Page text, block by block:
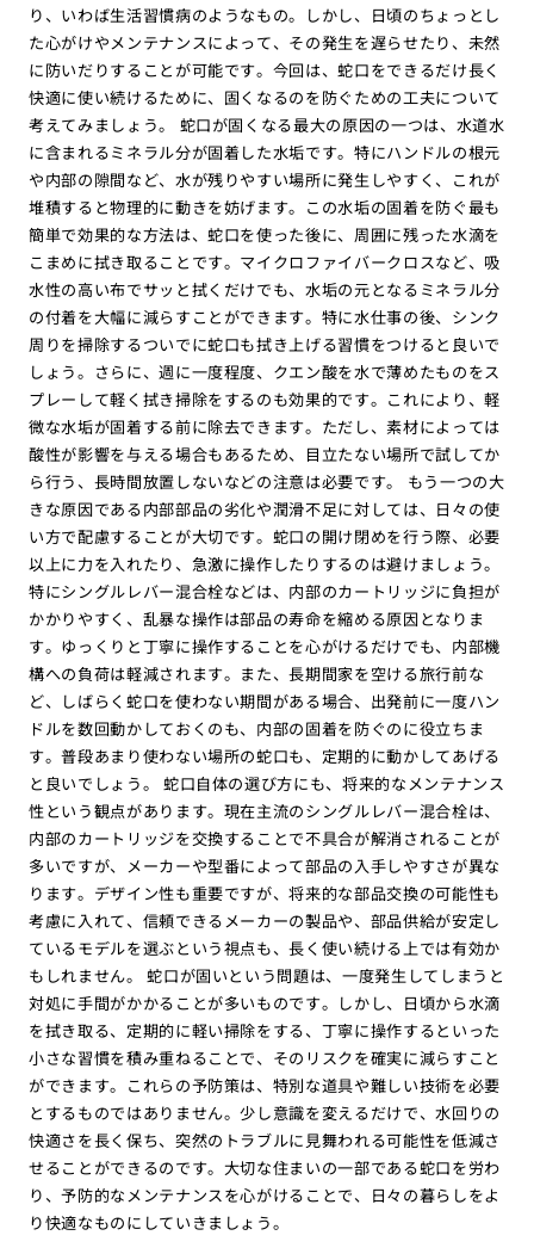
り、いわば生活習慣病のようなもの。しかし、日頃のちょっとし
た心がけやメンテナンスによって、その発生を遅らせたり、未然
に防いだりすることが可能です。今回は、蛇口をできるだけ長く
快適に使い続けるために、固くなるのを防ぐための工夫について
考えてみましょう。 蛇口が固くなる最大の原因の一つは、水道水
に含まれるミネラル分が固着した水垢です。特にハンドルの根元
や内部の隙間など、水が残りやすい場所に発生しやすく、これが
堆積すると物理的に動きを妨げます。この水垢の固着を防ぐ最も
簡単で効果的な方法は、蛇口を使った後に、周囲に残った水滴を
こまめに拭き取ることです。マイクロファイバークロスなど、吸
水性の高い布でサッと拭くだけでも、水垢の元となるミネラル分
の付着を大幅に減らすことができます。特に水仕事の後、シンク
周りを掃除するついでに蛇口も拭き上げる習慣をつけると良いで
しょう。さらに、週に一度程度、クエン酸を水で薄めたものをス
プレーして軽く拭き掃除をするのも効果的です。これにより、軽
微な水垢が固着する前に除去できます。ただし、素材によっては
酸性が影響を与える場合もあるため、目立たない場所で試してか
ら行う、長時間放置しないなどの注意は必要です。 もう一つの大
きな原因である内部部品の劣化や潤滑不足に対しては、日々の使
い方で配慮することが大切です。蛇口の開け閉めを行う際、必要
以上に力を入れたり、急激に操作したりするのは避けましょう。
特にシングルレバー混合栓などは、内部のカートリッジに負担が
かかりやすく、乱暴な操作は部品の寿命を縮める原因となりま
す。ゆっくりと丁寧に操作することを心がけるだけでも、内部機
構への負荷は軽減されます。また、長期間家を空ける旅行前な
ど、しばらく蛇口を使わない期間がある場合、出発前に一度ハン
ドルを数回動かしておくのも、内部の固着を防ぐのに役立ちま
す。普段あまり使わない場所の蛇口も、定期的に動かしてあげる
と良いでしょう。 蛇口自体の選び方にも、将来的なメンテナンス
性という観点があります。現在主流のシングルレバー混合栓は、
内部のカートリッジを交換することで不具合が解消されることが
多いですが、メーカーや型番によって部品の入手しやすさが異な
ります。デザイン性も重要ですが、将来的な部品交換の可能性も
考慮に入れて、信頼できるメーカーの製品や、部品供給が安定し
ているモデルを選ぶという視点も、長く使い続ける上では有効か
もしれません。 蛇口が固いという問題は、一度発生してしまうと
対処に手間がかかることが多いものです。しかし、日頃から水滴
を拭き取る、定期的に軽い掃除をする、丁寧に操作するといった
小さな習慣を積み重ねることで、そのリスクを確実に減らすこと
ができます。これらの予防策は、特別な道具や難しい技術を必要
とするものではありません。少し意識を変えるだけで、水回りの
快適さを長く保ち、突然のトラブルに見舞われる可能性を低減さ
せることができるのです。大切な住まいの一部である蛇口を労わ
り、予防的なメンテナンスを心がけることで、日々の暮らしをよ
り快適なものにしていきましょう。